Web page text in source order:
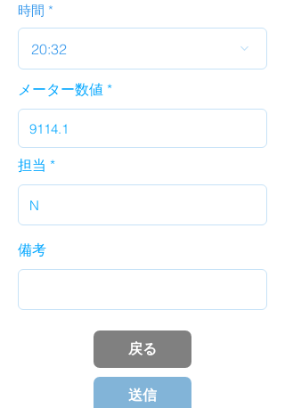
d
時間
20:32
メーター数値
担当
備考
戻る
送信